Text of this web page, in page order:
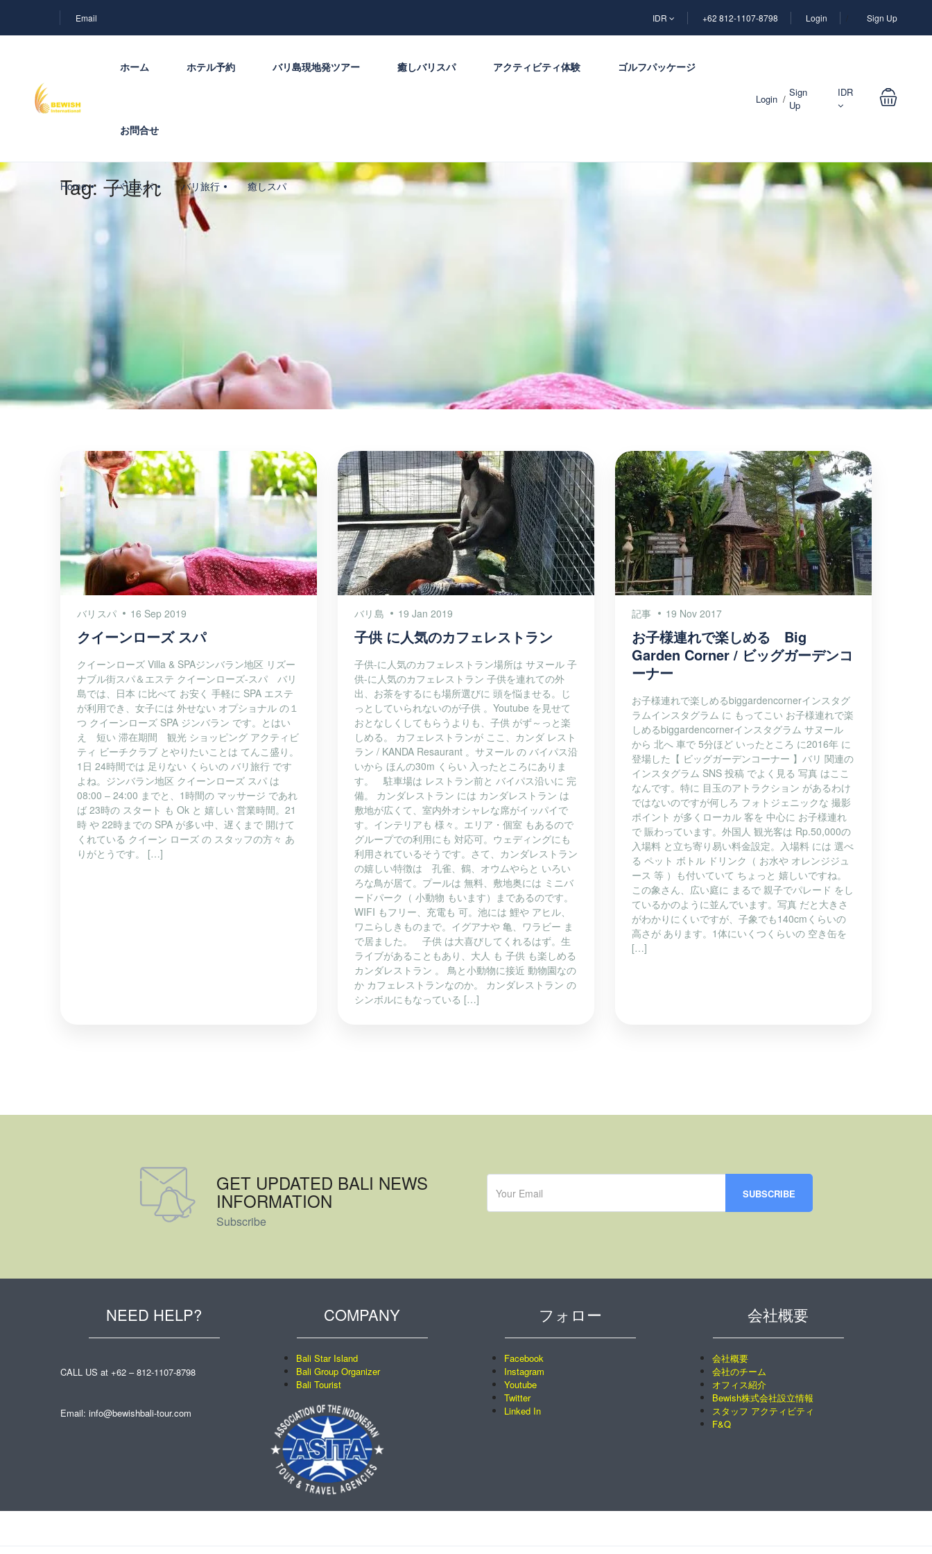
Email IDR +62 812-1107-8798 Login Sign Up
ホーム ホテル予約 バリ島現地発ツアー 癒しバリスパ アクティビティ体験 ゴルフパッケージ
お問合せ
Login
Sign
Up
IDR
Tag:子連れ
Home バリスパ バリ旅行 癒しスパ
バリスパ 16 Sep 2019
クイーンローズ スパ
クイーンローズ Villa & SPAジンバラン地区 リズー
ナブル街スパ＆エステ クイーンローズ-スパ バリ
島では、日本 に比べて お安く 手軽に SPA エステ
が利用でき、女子には 外せない オプショナル の１
つ クイーンローズ SPA ジンバラン です。とはい
え 短い 滞在期間 観光 ショッピング アクティビ
ティ ビーチクラブ とやりたいことは てんこ盛り。
1日 24時間では 足りない くらいの バリ旅行 です
よね。ジンバラン地区 クイーンローズ スパ は
08:00 – 24:00 までと、1時間の マッサージ であれ
ば 23時の スタート も Ok と 嬉しい 営業時間。21
時 や 22時までの SPA が多い中、遅くまで 開けて
くれている クイーン ローズ の スタッフの方々 あ
りがとうです。 […]
バリ島 19 Jan 2019
子供 に人気のカフェレストラン
子供-に人気のカフェレストラン場所は サヌール 子
供-に人気のカフェレストラン 子供を連れての外
出、お茶をするにも場所選びに 頭を悩ませる。じ
っとしていられないのが子供 。Youtube を見せて
おとなしくしてもらうよりも、子供 がず～っと楽
しめる。 カフェレストランが ここ、カンダ レスト
ラン / KANDA Resaurant 。サヌール の バイパス沿
いから ほんの30m くらい 入ったところにありま
す。 駐車場は レストラン前と バイパス沿いに 完
備。 カンダレストラン には カンダレストラン は
敷地が広くて、室内外オシャレな席がイッパイで
す。インテリアも 様々。エリア・個室 もあるので
グループでの利用にも 対応可。ウェディングにも
利用されているそうです。さて、カンダレストラン
の嬉しい特徴は 孔雀、鶴、オウムやらと いろい
ろな鳥が居て。プールは 無料、敷地奥には ミニバ
ードパーク（ 小動物 もいます）まであるのです。
WIFI もフリー、充電も 可。池には 鯉や アヒル、
ワニらしきものまで。イグアナや 亀、ワラビー ま
で居ました。 子供 は大喜びしてくれるはず。生
ライブがあることもあり、大人 も 子供 も楽しめる
カンダレストラン 。 鳥と小動物に接近 動物園なの
か カフェレストランなのか。 カンダレストラン の
シンボルにもなっている […]
記事 19 Nov 2017
お子様連れで楽しめる Big
Garden Corner / ビッグガーデンコ
ーナー
お子様連れで楽しめるbiggardencornerインスタグ
ラムインスタグラム に もってこい お子様連れで楽
しめるbiggardencornerインスタグラム サヌール
から 北へ 車で 5分ほど いったところ に2016年 に
登場した【 ビッグガーデンコーナー 】バリ 関連の
インスタグラム SNS 投稿 でよく見る 写真 はここ
なんです。特に 目玉のアトラクション があるわけ
ではないのですが何しろ フォトジェニックな 撮影
ポイント が多くローカル 客を 中心に お子様連れ
で 賑わっています。外国人 観光客は Rp.50,000の
入場料 と立ち寄り易い料金設定。入場料 には 選べ
る ペット ボトル ドリンク（ お水や オレンジジュ
ース 等 ）も付いていて ちょっと 嬉しいですね。
この象さん、広い庭に まるで 親子でパレード をし
ているかのように並んでいます。写真 だと大きさ
がわかりにくいですが、子象でも140cmくらいの
高さが あります。1体にいくつくらいの 空き缶を
[…]
GET UPDATED BALI NEWS
INFORMATION
Subscribe
NEED HELP?
CALL US at +62 – 812-1107-8798
Email: info@bewishbali-tour.com
COMPANY
Bali Star Island
Bali Group Organizer
Bali Tourist
フォロー
Facebook
Instagram
Youtube
Twitter
Linked In
会社概要
会社概要
会社のチーム
オフィス紹介
Bewish株式会社設立情報
スタッフ アクティビティ
F&Q